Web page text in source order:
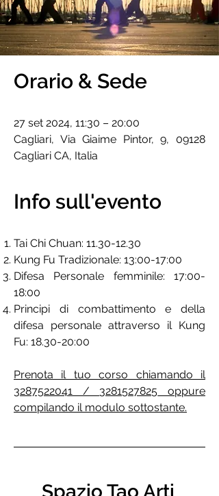
Orario & Sede
27 set 2024, 11:30 – 20:00
Cagliari, Via Giaime Pintor, 9, 09128
Cagliari CA, Italia
Info sull'evento
Tai Chi Chuan: 11.30-12.30
Kung Fu Tradizionale: 13:00-17:00
Difesa Personale femminile: 17:00-
18:00
Principi di combattimento e della
difesa personale attraverso il Kung
Fu: 18.30-20:00
Prenota il tuo corso chiamando il
3287522041 / 3281527825 oppure
compilando il modulo sottostante.